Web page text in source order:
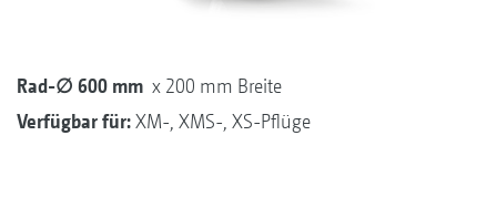
Rad-∅ 600 mm x 200 mm Breite
Verfügbar für:XM-, XMS-, XS-Pflüge